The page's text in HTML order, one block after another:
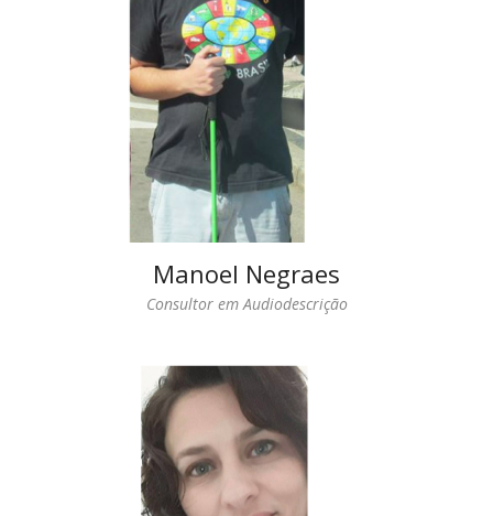
Manoel Negraes
Consultor em Audiodescrição